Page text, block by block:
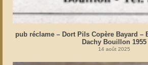
pub réclame – Dort Pils Copère Bayard –
Dachy Bouillon 1955
14 août 2025